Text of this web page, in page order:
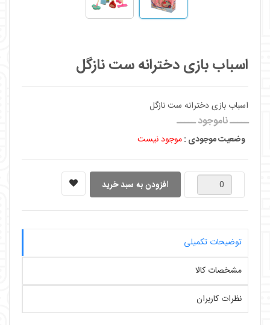
اسباب بازی دخترانه ست نازگل
اسباب بازی دخترانه ست نازگل
ـــــ ناموجود ـــــ
وضعیت موجودی :موجود نیست
توضیحات تکمیلی
مشخصات کالا
نظرات کاربران